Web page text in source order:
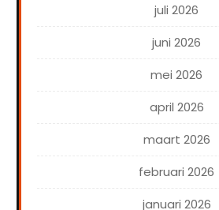
juli 2026
juni 2026
mei 2026
april 2026
maart 2026
februari 2026
januari 2026